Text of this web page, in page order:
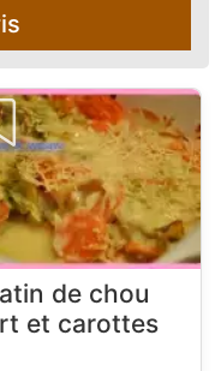
de chou
et carottes